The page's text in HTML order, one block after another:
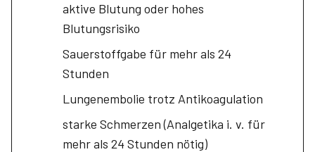
aktive Blutung oder hohes
Blutungsrisiko
Sauerstoffgabe für mehr als 24
Stunden
Lungenembolie trotz Antikoagulation
starke Schmerzen (Analgetika i. v. für
mehr als 24 Stunden nötig)